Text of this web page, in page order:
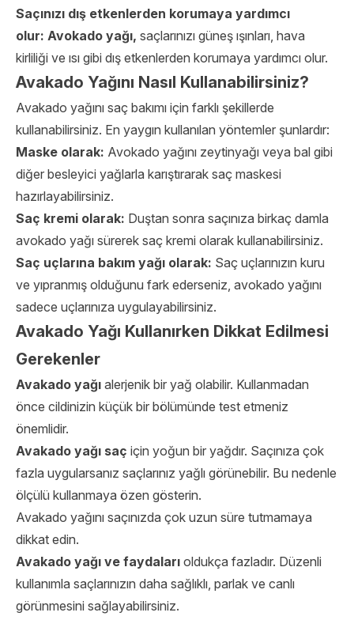
Saçınızı dış etkenlerden korumaya yardımcı
olur: Avokado yağı, saçlarınızı güneş ışınları, hava
kirliliği ve ısı gibi dış etkenlerden korumaya yardımcı olur.
Avakado Yağını Nasıl Kullanabilirsiniz?
Avakado yağını saç bakımı için farklı şekillerde
kullanabilirsiniz. En yaygın kullanılan yöntemler şunlardır:
Maske olarak: Avokado yağını zeytinyağı veya bal gibi
diğer besleyici yağlarla karıştırarak saç maskesi
hazırlayabilirsiniz.
Saç kremi olarak: Duştan sonra saçınıza birkaç damla
avokado yağı sürerek saç kremi olarak kullanabilirsiniz.
Saç uçlarına bakım yağı olarak: Saç uçlarınızın kuru
ve yıpranmış olduğunu fark ederseniz, avokado yağını
sadece uçlarınıza uygulayabilirsiniz.
Avakado Yağı Kullanırken Dikkat Edilmesi
Gerekenler
Avakado yağı alerjenik bir yağ olabilir. Kullanmadan
önce cildinizin küçük bir bölümünde test etmeniz
önemlidir.
Avakado yağı saç için yoğun bir yağdır. Saçınıza çok
fazla uygularsanız saçlarınız yağlı görünebilir. Bu nedenle
ölçülü kullanmaya özen gösterin.
Avakado yağını saçınızda çok uzun süre tutmamaya
dikkat edin.
Avakado yağı ve faydaları oldukça fazladır. Düzenli
kullanımla saçlarınızın daha sağlıklı, parlak ve canlı
görünmesini sağlayabilirsiniz.